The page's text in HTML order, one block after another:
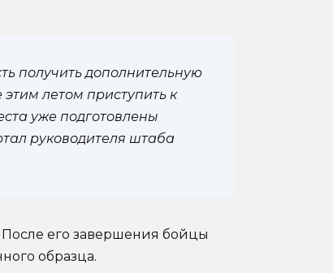
получить дополнительную
летом приступить к
уже подготовлены
руководителя штаба
его завершения бойцы
образца.